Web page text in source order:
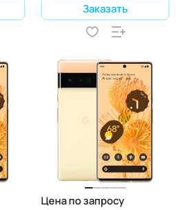
Заказать
Цена по запросу